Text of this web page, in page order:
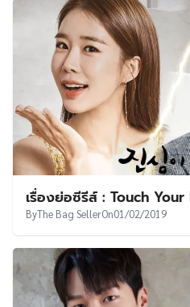
เรื่องย่อซีรีส์ : Touch
ByThe Bag SellerOn01/02/2019